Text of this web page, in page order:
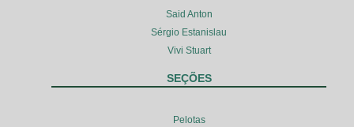
Said Anton
Sérgio Estanislau
Vivi Stuart
SEÇÕES
Pelotas